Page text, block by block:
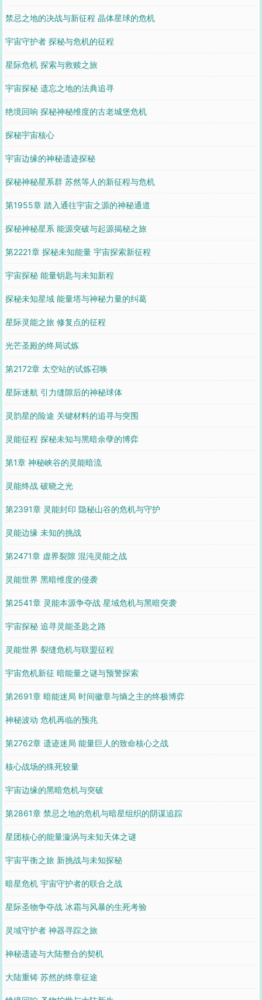
禁忌之地的决战与新征程 晶体星球的危机
宇宙守护者 探秘与危机的征程
星际危机 探索与救赎之旅
宇宙探秘 遗忘之地的法典追寻
绝境回响 探秘神秘维度的古老城堡危机
探秘宇宙核心
宇宙边缘的神秘遗迹探秘
探秘神秘星系群 苏然等人的新征程与危机
第1955章 踏入通往宇宙之源的神秘通道
探秘神秘星系 能源突破与起源揭秘之旅
第2221章 探秘未知能量 宇宙探索新征程
宇宙探秘 能量钥匙与未知新程
探秘未知星域 能量塔与神秘力量的纠葛
星际灵能之旅 修复点的征程
光芒圣殿的终局试炼
第2172章 太空站的试炼召唤
星际迷航 引力缝隙后的神秘球体
灵韵星的险途 关键材料的追寻与突围
灵能征程 探秘未知与黑暗余孽的博弈
第1章 神秘峡谷的灵能暗流
灵能终战 破晓之光
第2391章 灵能封印 隐秘山谷的危机与守护
灵能边缘 未知的挑战
第2471章 虚界裂隙 混沌灵能之战
灵能世界 黑暗维度的侵袭
第2541章 灵能本源争夺战 星域危机与黑暗突袭
宇宙探秘 追寻灵能圣匙之路
灵能世界 裂缝危机与联盟征程
宇宙危机新征 暗能量之谜与预警探索
第2691章 暗能迷局 时间徽章与熵之主的终极博弈
神秘波动 危机再临的预兆
第2762章 遗迹迷局 能量巨人的致命核心之战
核心战场的殊死较量
宇宙边缘的黑暗危机与突破
第2861章 禁忌之地的危机与暗星组织的阴谋追踪
星团核心的能量漩涡与未知天体之谜
宇宙平衡之旅 新挑战与未知探秘
暗星危机 宇宙守护者的联合之战
星际圣物争夺战 冰霜与风暴的生死考验
灵域守护者 神器寻踪之旅
神秘遗迹与大陆整合的契机
大陆重铸 苏然的终章征途